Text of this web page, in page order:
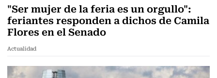
"Ser mujer de la feria es un orgullo":
feriantes responden a dichos de Camila
Flores en el Senado
Actualidad